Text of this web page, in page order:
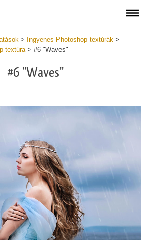
> Ingyenes Photoshop textúrák >
textúra> #6 "Waves"
#6 "Waves"